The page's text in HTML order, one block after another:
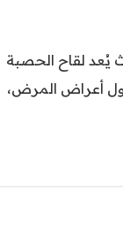
يُعد لقاح الحصبة
أعراض المرض،